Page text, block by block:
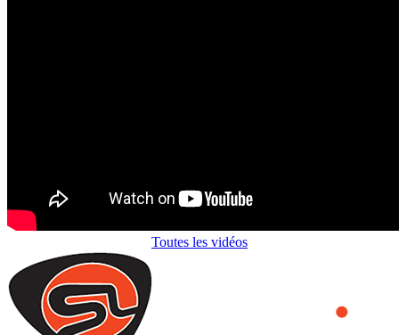
Toutes les vidéos